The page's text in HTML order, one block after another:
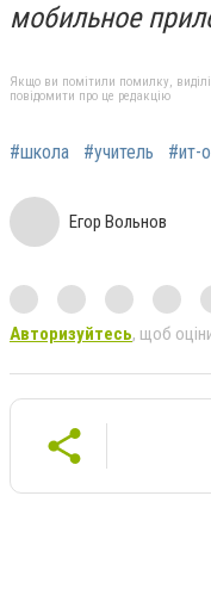
мобильное
Якщо ви помітили помилку,
повідомити про це редакцію
#школа #учитель #ит-
Егор Вольнов
Авторизуйтесь, щоб